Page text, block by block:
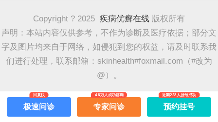
Copyright ? 2025 疾病优癣在线 版权所有
声明：本站内容仅供参考，不作为诊断及医疗依据；部分文
字及图片均来自于网络，如侵犯到您的权益，请及时联系我
们进行处理，联系邮箱：skinhealth#foxmail.com（#改为
@）。
极速问诊
回复快
专家问诊
4.6万人成功咨询
预约挂号
近期228人挂号成功